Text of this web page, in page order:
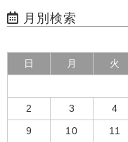
月別検索
日 月 火
2 3 4
9 10 11